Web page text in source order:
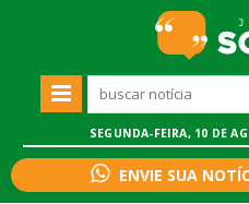
SEGUNDA-FEIRA, 10 DE
ENVIE SUA